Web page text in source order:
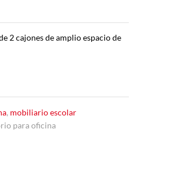
2 cajones de amplio espacio de
, mobiliario escolar
para oficina